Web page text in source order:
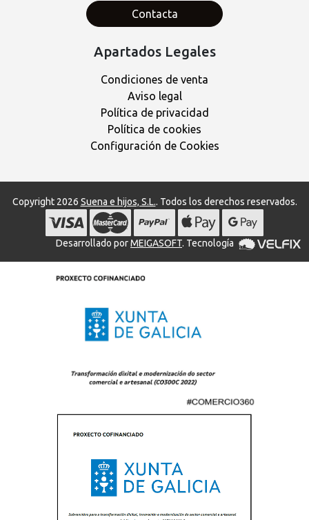
Contacta
Apartados Legales
Condiciones de venta
Aviso legal
Política de privacidad
Política de cookies
Configuración de Cookies
Copyright 2026 Suena e hijos, S.L.. Todos los derechos reservados.
Desarrollado porMEIGASOFT. Tecnología